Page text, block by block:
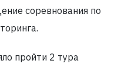
соревнования по
пройти 2 тура